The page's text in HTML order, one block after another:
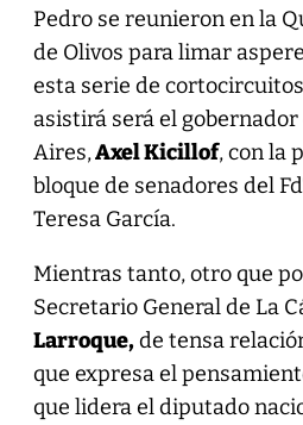
Pedro se reunieron en la
de Olivos para limar
esta serie de
asistirá será el gobernador
Aires,Axel Kicillof, con la
bloque de senadores del
Teresa García.
Mientras tanto, otro que
Secretario General de La
Larroque,de tensa
que expresa el
que lidera el diputado